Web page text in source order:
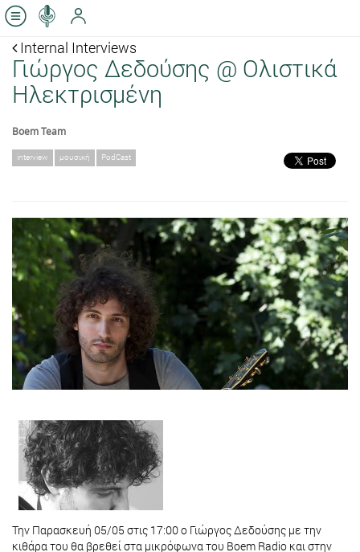
Internal Interviews
Γιώργος Δεδούσης @ Ολιστικά
Ηλεκτρισμένη
Boem Team
interview μουσική PodCast
Την Παρασκευή 05/05 στις 17:00 ο Γιώργος Δεδούσης με την
κιθάρα του θα βρεθεί στα μικρόφωνα του Boem Radio και στην